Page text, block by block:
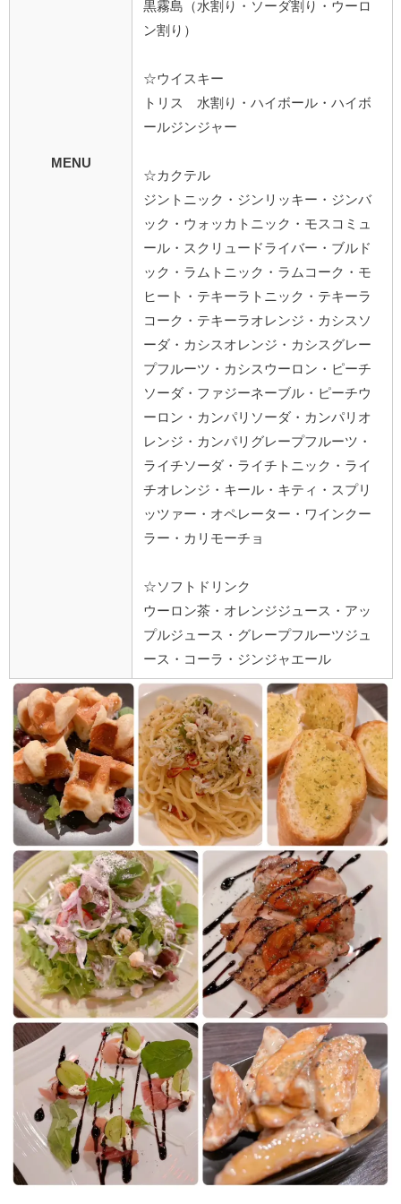
MENU
黒霧島（水割り・ソーダ割り・ウーロ
ン割り）
☆ウイスキー
トリス 水割り・ハイボール・ハイボ
ールジンジャー
☆カクテル
ジントニック・ジンリッキー・ジンバ
ック・ウォッカトニック・モスコミュ
ール・スクリュードライバー・ブルド
ック・ラムトニック・ラムコーク・モ
ヒート・テキーラトニック・テキーラ
コーク・テキーラオレンジ・カシスソ
ーダ・カシスオレンジ・カシスグレー
プフルーツ・カシスウーロン・ピーチ
ソーダ・ファジーネーブル・ピーチウ
ーロン・カンパリソーダ・カンパリオ
レンジ・カンパリグレープフルーツ・
ライチソーダ・ライチトニック・ライ
チオレンジ・キール・キティ・スプリ
ッツァー・オペレーター・ワインクー
ラー・カリモーチョ
☆ソフトドリンク
ウーロン茶・オレンジジュース・アッ
プルジュース・グレープフルーツジュ
ース・コーラ・ジンジャエール